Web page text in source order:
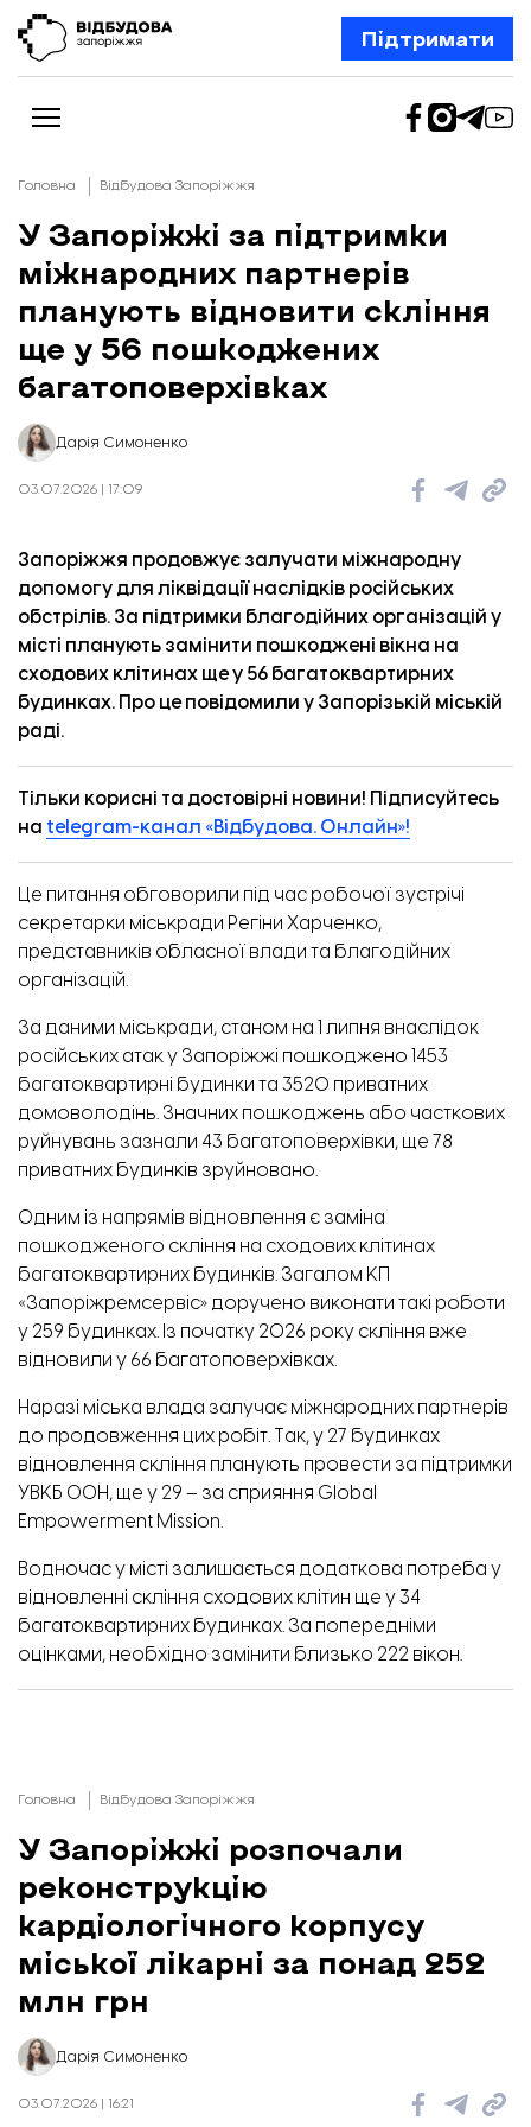
Підтримати
Новини
Відбудова Запоріжжя
Ексклюзив
Шлях додому
Відбудова. Життя
Колонки
Про нас
Редакційна політика
Головна Відбудова Запоріжжя
У Запоріжжі за підтримки
міжнародних партнерів
планують відновити скління
ще у 56 пошкоджених
багатоповерхівках
Дарія Симоненко
03.07.2026 | 17:09
Запоріжжя продовжує залучати міжнародну
допомогу для ліквідації наслідків російських
обстрілів. За підтримки благодійних організацій у
місті планують замінити пошкоджені вікна на
сходових клітинах ще у 56 багатоквартирних
будинках. Про цеповідомили у Запорізькій міській
раді.
Тільки корисні та достовірні новини! Підписуйтесь
на telegram-канал «Відбудова. Онлайн»!
Це питання обговорили під час робочої зустрічі
секретарки міськради Регіни Харченко,
представників обласної влади та благодійних
організацій.
За даними міськради, станом на 1 липня внаслідок
російських атак у Запоріжжі пошкоджено 1453
багатоквартирні будинки та 3520 приватних
домоволодінь. Значних пошкоджень або часткових
руйнувань зазнали 43 багатоповерхівки, ще 78
приватних будинків зруйновано.
Одним із напрямів відновлення є заміна
пошкодженого скління на сходових клітинах
багатоквартирних будинків. Загалом КП
«Запоріжремсервіс» доручено виконати такі роботи
у 259 будинках. Із початку 2026 року скління вже
відновили у 66 багатоповерхівках.
Наразі міська влада залучає міжнародних партнерів
до продовження цих робіт. Так, у 27 будинках
відновлення скління планують провести за підтримки
УВКБ ООН, ще у 29 – за сприяння Global
Empowerment Mission.
Водночас у місті залишається додаткова потреба у
відновленні скління сходових клітин ще у 34
багатоквартирних будинках. За попередніми
оцінками, необхідно замінити близько 222 вікон.
Головна Відбудова Запоріжжя
У Запоріжжі розпочали
реконструкцію
кардіологічного корпусу
міської лікарні за понад 252
млн грн
Дарія Симоненко
03.07.2026 | 16:21